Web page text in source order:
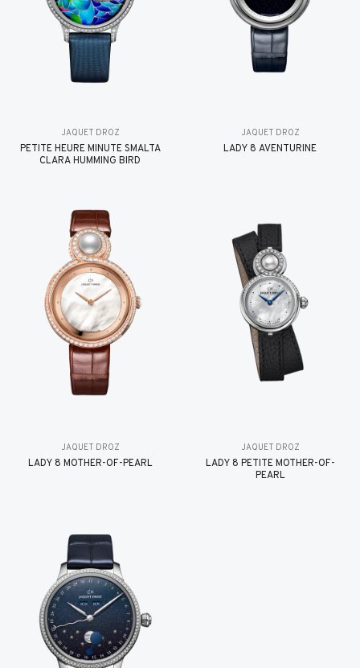
JAQUET DROZ
PETITE HEURE MINUTE SMALTA
CLARA HUMMING BIRD
JAQUET DROZ
LADY 8 AVENTURINE
JAQUET DROZ
LADY 8 MOTHER-OF-PEARL
JAQUET DROZ
LADY 8 PETITE MOTHER-OF-
PEARL